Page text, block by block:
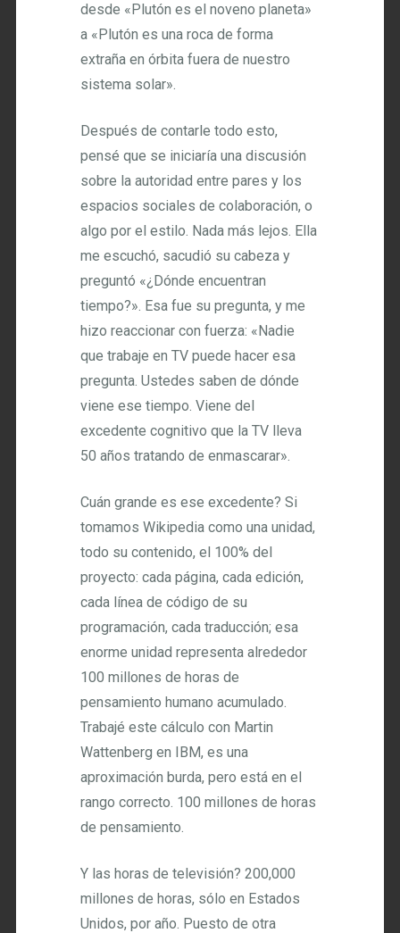
desde «Plutón es el noveno planeta»
a «Plutón es una roca de forma
extraña en órbita fuera de nuestro
sistema solar».
Después de contarle todo esto,
pensé que se iniciaría una discusión
sobre la autoridad entre pares y los
espacios sociales de colaboración, o
algo por el estilo. Nada más lejos. Ella
me escuchó, sacudió su cabeza y
preguntó «¿Dónde encuentran
tiempo?». Esa fue su pregunta, y me
hizo reaccionar con fuerza: «Nadie
que trabaje en TV puede hacer esa
pregunta. Ustedes saben de dónde
viene ese tiempo. Viene del
excedente cognitivo que la TV lleva
50 años tratando de enmascarar».
Cuán grande es ese excedente? Si
tomamos Wikipedia como una unidad,
todo su contenido, el 100% del
proyecto: cada página, cada edición,
cada línea de código de su
programación, cada traducción; esa
enorme unidad representa alrededor
100 millones de horas de
pensamiento humano acumulado.
Trabajé este cálculo con Martin
Wattenberg en IBM, es una
aproximación burda, pero está en el
rango correcto. 100 millones de horas
de pensamiento.
Y las horas de televisión? 200,000
millones de horas, sólo en Estados
Unidos, por año. Puesto de otra